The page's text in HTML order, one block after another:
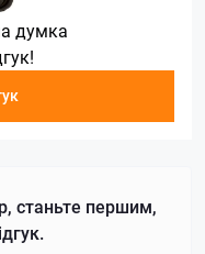
думка
станьте першим,